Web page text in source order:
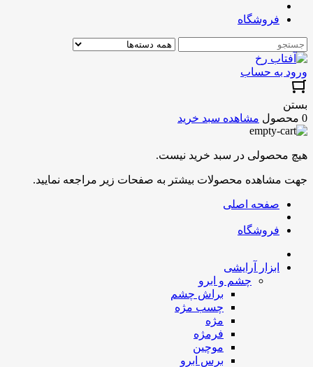
فروشگاه
ورود به حساب
بستن
0 محصول
مشاهده سبد خرید
هیچ محصولی در سبد خرید نیست.
جهت مشاهده محصولات بیشتر به صفحات زیر مراجعه نمایید.
صفحه اصلی
فروشگاه
ابزار آرایشی
چشم و ابرو
براش چشم
چسب مژه
مژه
فرمژه
موچین
برس ابرو